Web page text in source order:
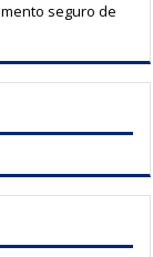
seguro de